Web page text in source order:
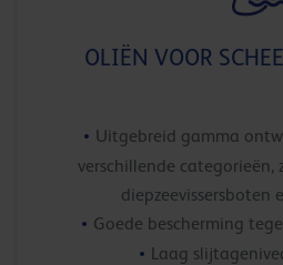
OLIËN VOOR
Uitgebreid gamma
verschillende categorieën,
diepzeevissersboten
Goede bescherming
Laag